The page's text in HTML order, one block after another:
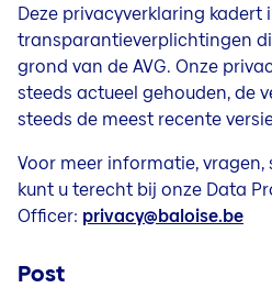
Deze privacyverklaring kadert
transparantieverplichtingen
grond van de AVG. Onze
steeds actueel gehouden, de
steeds de meest recente
Voor meer informatie,
kunt u terecht bij onze Data
Officer: privacy@baloise.be
Post